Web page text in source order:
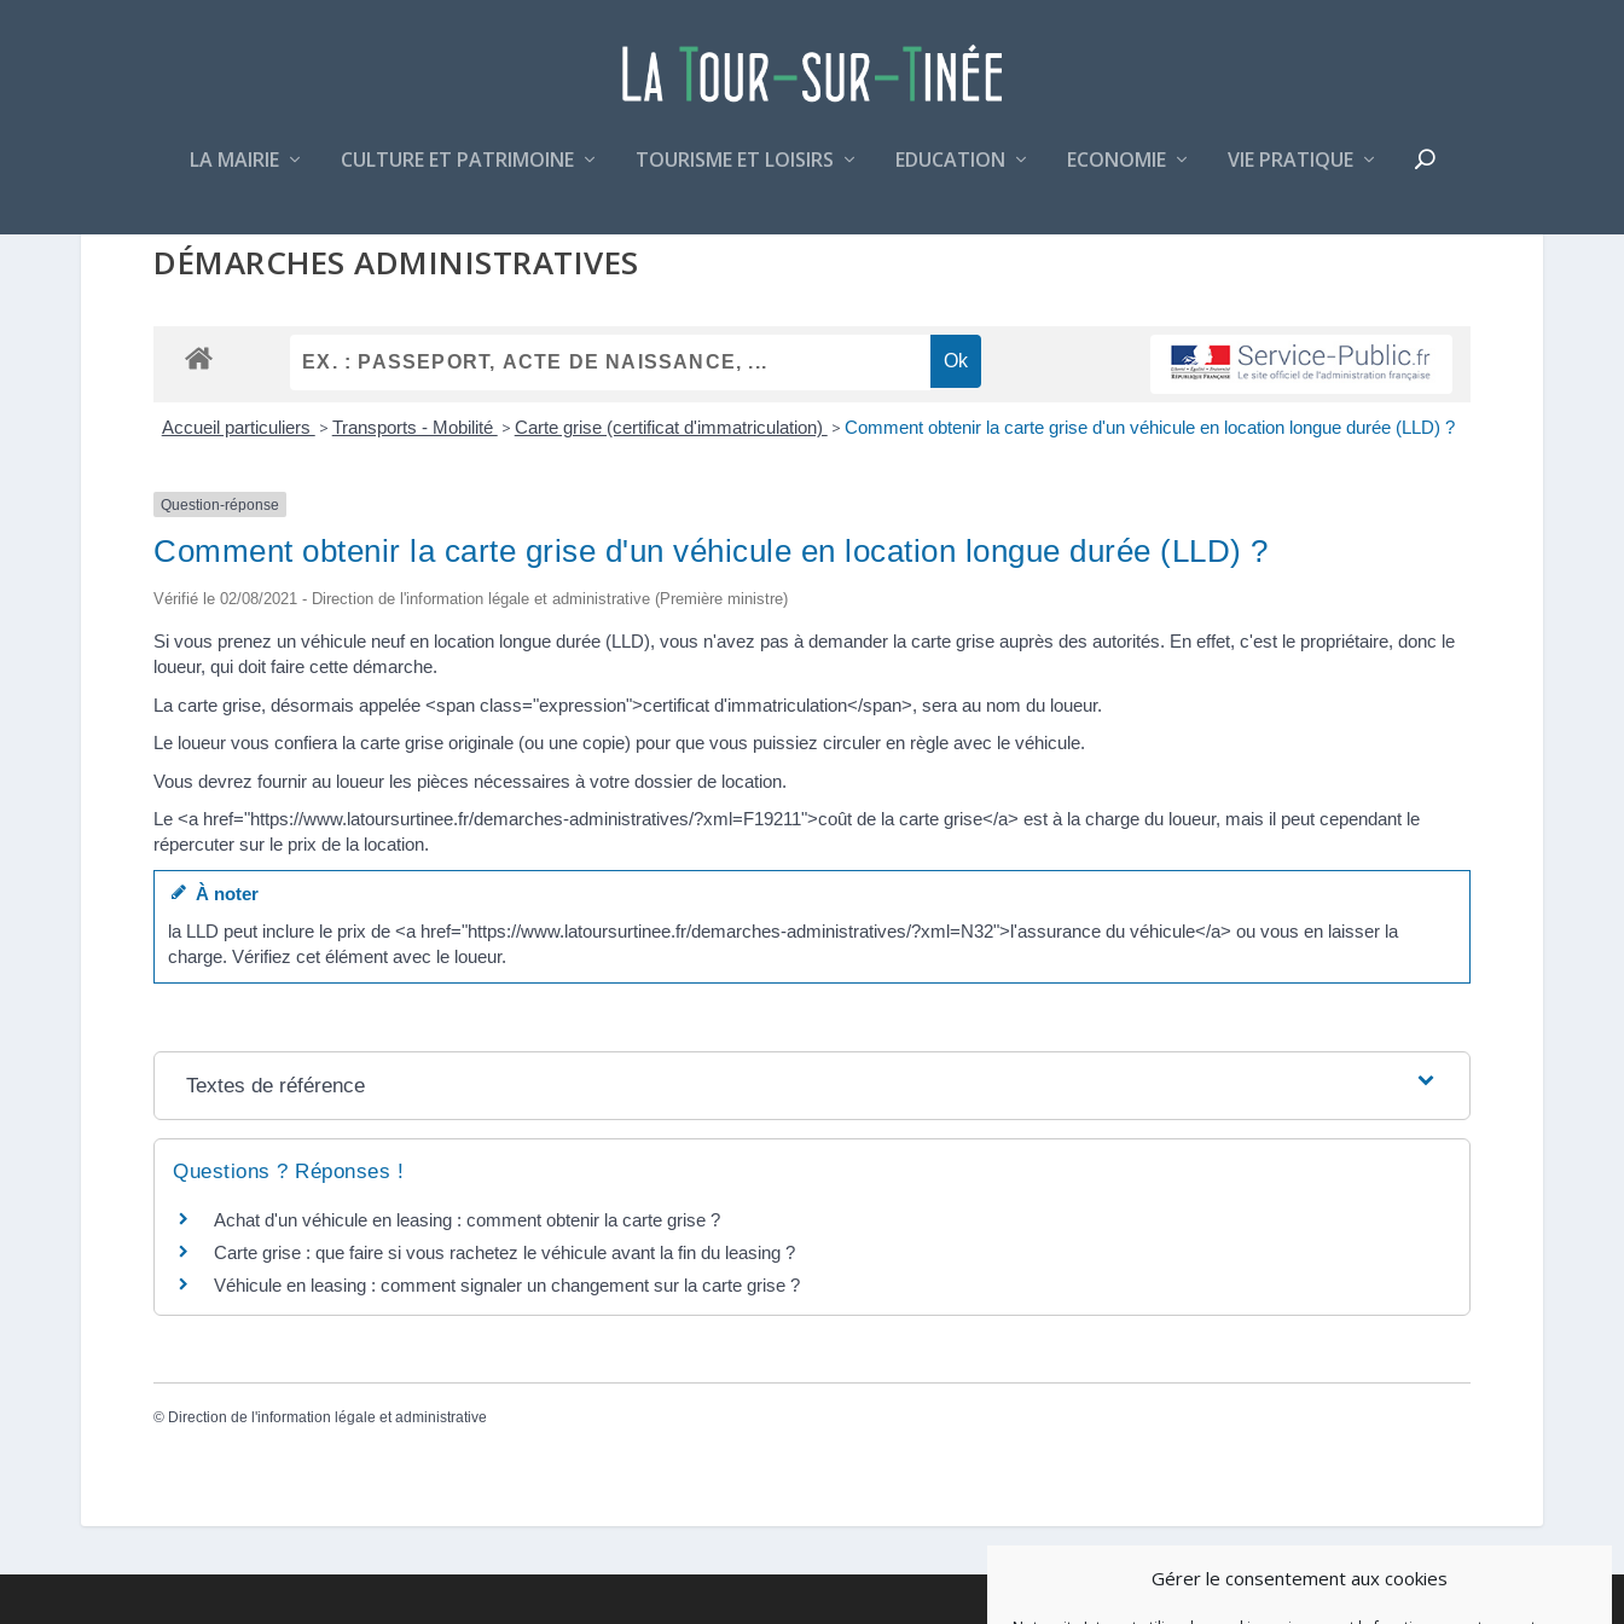
Gérer le consentement aux cookies
LA MAIRIE CULTURE ET PATRIMOINE TOURISME ET LOISIRS EDUCATION ECONOMIE VIE PRATIQUE
DÉMARCHES ADMINISTRATIVES
Accueil particuliers > Transports - Mobilité > Carte grise (certificat d'immatriculation) > Comment obtenir la carte grise d'un véhicule en location longue durée (LLD) ?
Question-réponse
Comment obtenir la carte grise d'un véhicule en location longue durée (LLD) ?
Vérifié le 02/08/2021 - Direction de l'information légale et administrative (Première ministre)
Si vous prenez un véhicule neuf en location longue durée (LLD), vous n'avez pas à demander la carte grise auprès des autorités. En effet, c'est le propriétaire, donc le
loueur, qui doit faire cette démarche.
La carte grise, désormais appelée <span class="expression">certificat d'immatriculation</span>, sera au nom du loueur.
Le loueur vous confiera la carte grise originale (ou une copie) pour que vous puissiez circuler en règle avec le véhicule.
Vous devrez fournir au loueur les pièces nécessaires à votre dossier de location.
Le <a href="https://www.latoursurtinee.fr/demarches-administratives/?xml=F19211">coût de la carte grise</a> est à la charge du loueur, mais il peut cependant le
répercuter sur le prix de la location.
À noter
la LLD peut inclure le prix de <a href="https://www.latoursurtinee.fr/demarches-administratives/?xml=N32">l'assurance du véhicule</a> ou vous en laisser la
charge. Vérifiez cet élément avec le loueur.
Textes de référence
Questions ? Réponses !
Achat d'un véhicule en leasing : comment obtenir la carte grise ?
Carte grise : que faire si vous rachetez le véhicule avant la fin du leasing ?
Véhicule en leasing : comment signaler un changement sur la carte grise ?
© Direction de l'information légale et administrative